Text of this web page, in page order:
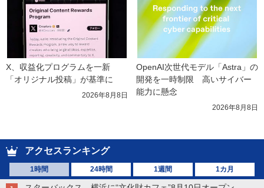
X、収益化プログラムを一新
「オリジナル投稿」が基準に
2026年8月8日
OpenAI次世代モデル「Astra」の
開発を一時制限　高いサイバー
能力に懸念
2026年8月8日
アクセスランキング
1時間 24時間 1週間 1カ月